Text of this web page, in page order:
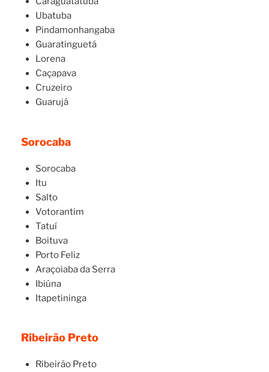
Ubatuba
Pindamonhangaba
Guaratinguetá
Lorena
Caçapava
Cruzeiro
Guarujá
Sorocaba
Sorocaba
Itu
Salto
Votorantim
Tatuí
Boituva
Porto Feliz
Araçoiaba da Serra
Ibiúna
Itapetininga
Ribeirão Preto
Ribeirão Preto